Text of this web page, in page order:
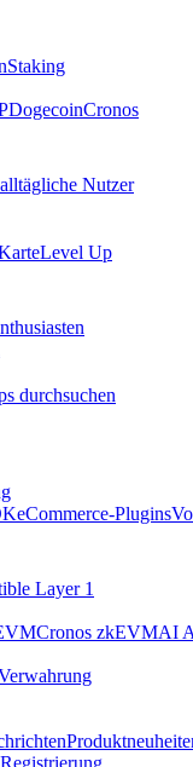
Staking
DogecoinCronos
Nutzer
Level Up
durchsuchen
eCommerce-Plugins
Layer 1
Cronos zkEVMAI